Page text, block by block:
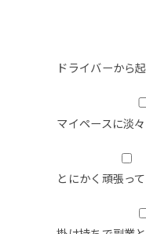
ドライバーから
マイペースに淡
とにかく頑張っ